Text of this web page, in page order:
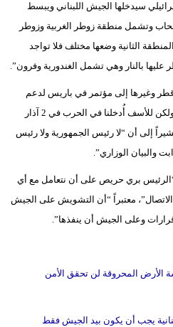
سيدخلها الجيش اللبناني ويبسط
وتشمل منطقة زوطر الغربية وزوطر
الثانية وضعها مختلف فلا تواجد
عليها بالنار وهي تشمل الغندورية وفرون”.
وغيرها إلى مؤتمر في باريس لدعم
القوات المسلحة في 5 آذار/مارس، ولكن للأسف أُدخلنا في الحرب في 2 آذار
إلى أن “لا رئيس الجمهورية ولا رئيس
والبيان الوزاري”.
“الرئيس بري حريص على أن نتعامل مع أي
معتبراً “أن التشويش على الجيش
قرارات وعلى الجيش أن ينفذها”.
الأرض المحروقة لن تحقق الأمن
يجب أن يكون بيد الجيش فقط